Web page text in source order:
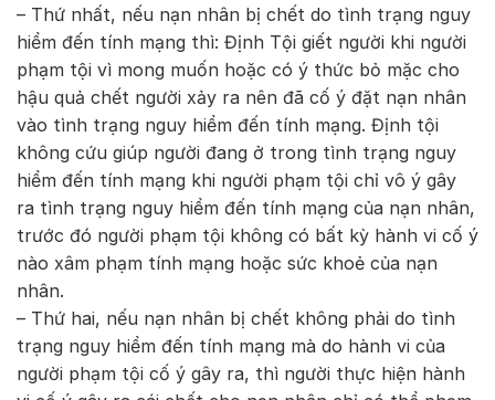
– Thứ nhất, nếu nạn nhân bị chết do tình trạng nguy
hiểm đến tính mạng thì: Định Tội giết người khi người
phạm tội vì mong muốn hoặc có ý thức bỏ mặc cho
hậu quả chết người xảy ra nên đã cố ý đặt nạn nhân
vào tình trạng nguy hiểm đến tính mạng. Định tội
không cứu giúp người đang ở trong tình trạng nguy
hiểm đến tính mạng khi người phạm tội chỉ vô ý gây
ra tình trạng nguy hiểm đến tính mạng của nạn nhân,
trước đó người phạm tội không có bất kỳ hành vi cố ý
nào xâm phạm tính mạng hoặc sức khoẻ của nạn
nhân.
– Thứ hai, nếu nạn nhân bị chết không phải do tình
trạng nguy hiểm đến tính mạng mà do hành vi của
người phạm tội cố ý gây ra, thì người thực hiện hành